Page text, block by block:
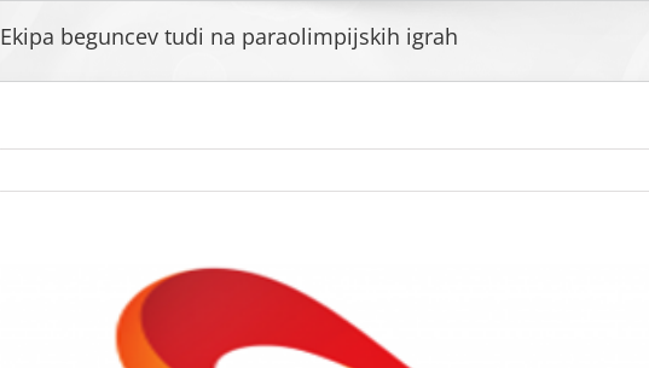
Ekipa beguncev tudi na paraolimpijskih igrah